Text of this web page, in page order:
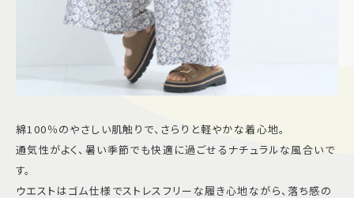
綿100％のやさしい肌触りで、さらりと軽やかな着心地。
通気性がよく、暑い季節でも快適に過ごせるナチュラルな風合いで
す。
ウエストはゴム仕様でストレスフリーな履き心地ながら、落ち感の